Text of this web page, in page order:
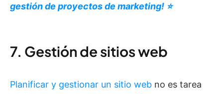
gestión de proyectos de marketing! ⭐️
7. Gestión de sitios web
Planificar y gestionar un sitio web no es tarea